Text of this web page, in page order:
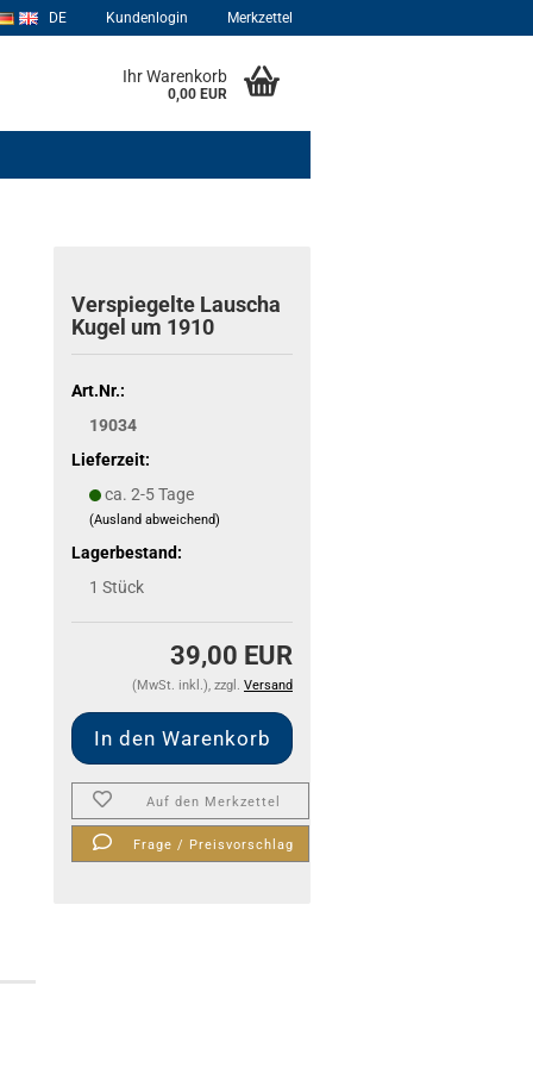
DE Kundenlogin Merkzettel
Ihr Warenkorb
0,00 EUR
Verspiegelte Lauscha
Kugel um 1910
Art.Nr.:
19034
Lieferzeit:
ca. 2-5 Tage
(Ausland abweichend)
Lagerbestand:
1Stück
39,00 EUR
(MwSt. inkl.), zzgl. Versand
Auf den Merkzettel
Frage / Preisvorschlag